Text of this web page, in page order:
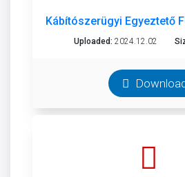
Kábítószerügyi Egyeztető
Uploaded: 2024.12.02